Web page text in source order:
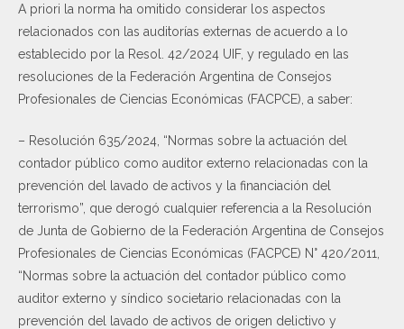
A priori la norma ha omitido considerar los aspectos
relacionados con las auditorías externas de acuerdo a lo
establecido por la Resol. 42/2024 UIF, y regulado en las
resoluciones de la Federación Argentina de Consejos
Profesionales de Ciencias Económicas (FACPCE), a saber:
– Resolución 635/2024, “Normas sobre la actuación del
contador público como auditor externo relacionadas con la
prevención del lavado de activos y la financiación del
terrorismo”, que derogó cualquier referencia a la Resolución
de Junta de Gobierno de la Federación Argentina de Consejos
Profesionales de Ciencias Económicas (FACPCE) N° 420/2011,
“Normas sobre la actuación del contador público como
auditor externo y síndico societario relacionadas con la
prevención del lavado de activos de origen delictivo y